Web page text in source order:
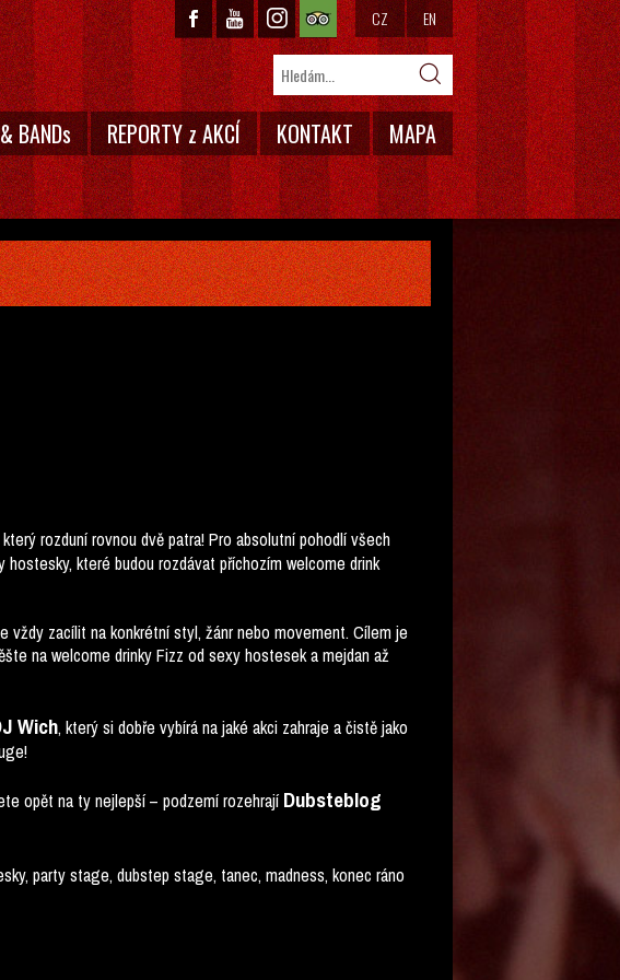
BANDs REPORTY z AKCÍ KONTAKT MAPA
CZ EN
rozduní rovnou dvě patra! Pro absolutní pohodlí všech
které budou rozdávat příchozím welcome drink
zacílit na konkrétní styl, žánr nebo movement. Cílem je
na welcome drinky Fizz od sexy hostesek a mejdan až
Wich, který si dobře vybírá na jaké akci zahraje a čistě jako
opět na ty nejlepší – podzemí rozehrají Dubsteblog
party stage, dubstep stage, tanec, madness, konec ráno